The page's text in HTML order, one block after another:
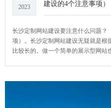
2023
建设的4个注意事项）
长沙定制网站建设要注意什么问题？
项）。长沙定制网站建设无疑就是根
比较长的。做一个简单的展示型网
给大家介绍一下